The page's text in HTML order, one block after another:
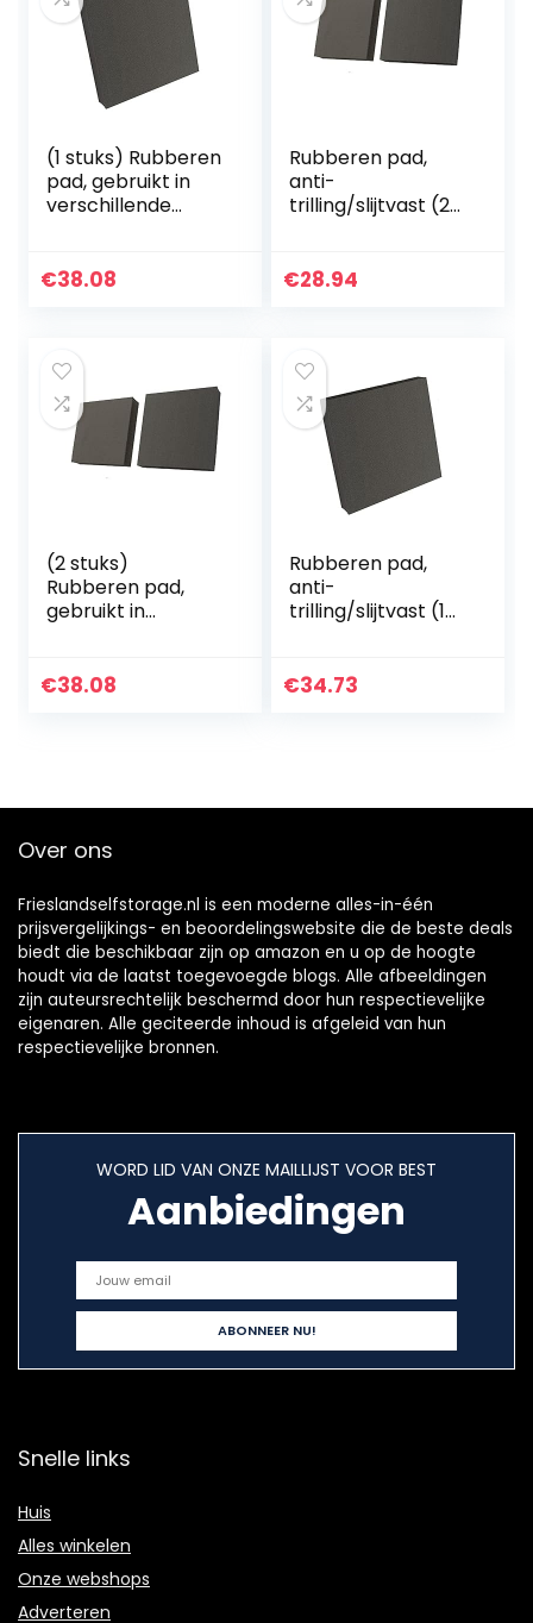
(1 stuks) Rubberen
pad, gebruikt in
verschillende
€38.08
Rubberen pad,
anti-
trilling/slijtvast (2
50x50x15mm
€28.94
(2 stuks)
Rubberen pad,
gebruikt in
100x100x15mm
€38.08
Rubberen pad,
anti-
trilling/slijtvast (1
machines
€34.73
Over ons
Frieslandselfstorage.nl is een moderne alles-in-één
prijsvergelijkings- en beoordelingswebsite die de beste deals
biedt die beschikbaar zijn op amazon en u op de hoogte
houdt via de laatst toegevoegde blogs. Alle afbeeldingen
zijn auteursrechtelijk beschermd door hun respectievelijke
eigenaren. Alle geciteerde inhoud is afgeleid van hun
respectievelijke bronnen.
WORD LID VAN ONZE MAILLIJST VOOR BEST
Aanbiedingen
Snelle links
Huis
Alles winkelen
Onze webshops
Adverteren